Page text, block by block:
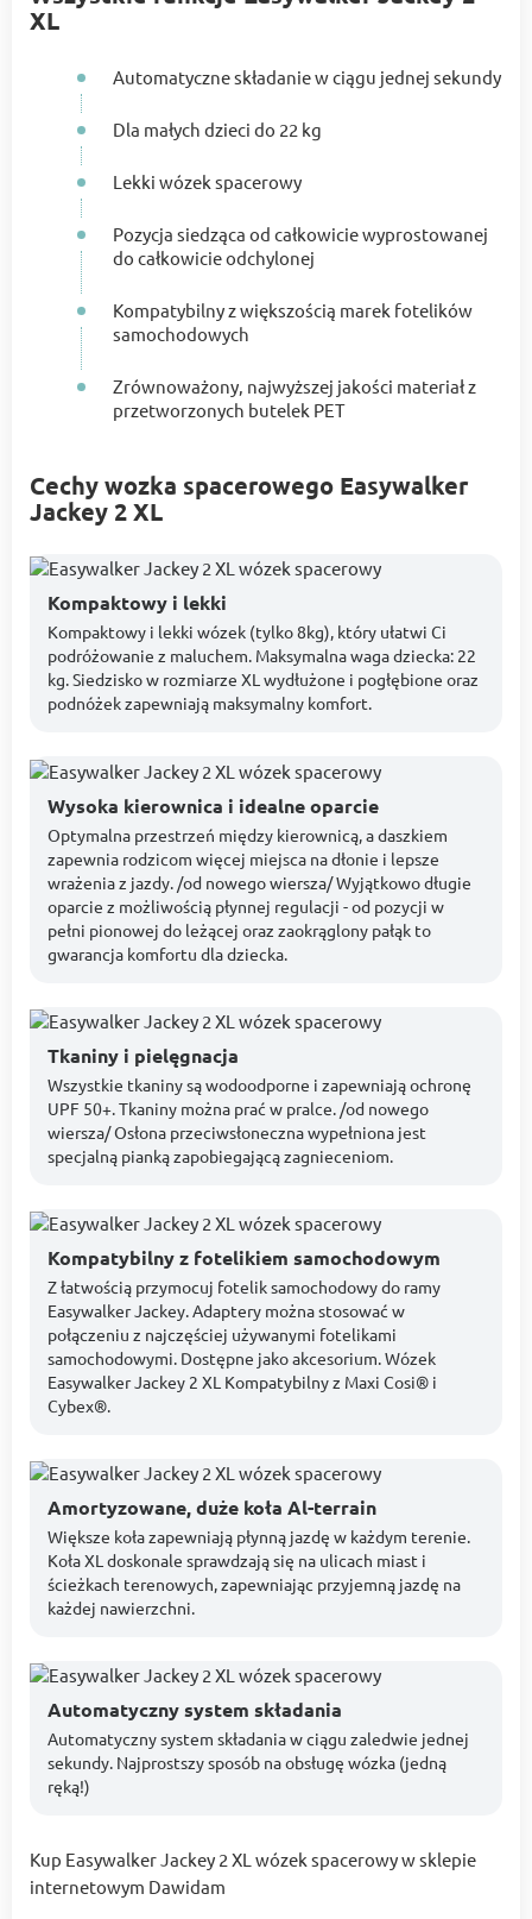
XL
Automatyczne składanie w ciągu jednej sekundy
Dla małych dzieci do 22 kg
Lekki wózek spacerowy
Pozycja siedząca od całkowicie wyprostowanej
do całkowicie odchylonej
Kompatybilny z większością marek fotelików
samochodowych
Zrównoważony, najwyższej jakości materiał z
przetworzonych butelek PET
Cechy wozka spacerowego Easywalker
Jackey 2 XL
Kompaktowy i lekki
Kompaktowy i lekki wózek (tylko 8kg), który ułatwi Ci
podróżowanie z maluchem. Maksymalna waga dziecka: 22
kg. Siedzisko w rozmiarze XL wydłużone i pogłębione oraz
podnóżek zapewniają maksymalny komfort.
Wysoka kierownica i idealne oparcie
Optymalna przestrzeń między kierownicą, a daszkiem
zapewnia rodzicom więcej miejsca na dłonie i lepsze
wrażenia z jazdy. /od nowego wiersza/ Wyjątkowo długie
oparcie z możliwością płynnej regulacji - od pozycji w
pełni pionowej do leżącej oraz zaokrąglony pałąk to
gwarancja komfortu dla dziecka.
Tkaniny i pielęgnacja
Wszystkie tkaniny są wodoodporne i zapewniają ochronę
UPF 50+. Tkaniny można prać w pralce. /od nowego
wiersza/ Osłona przeciwsłoneczna wypełniona jest
specjalną pianką zapobiegającą zagnieceniom.
Kompatybilny z fotelikiem samochodowym
Z łatwością przymocuj fotelik samochodowy do ramy
Easywalker Jackey. Adaptery można stosować w
połączeniu z najczęściej używanymi fotelikami
samochodowymi. Dostępne jako akcesorium. Wózek
Easywalker Jackey 2 XL Kompatybilny z Maxi Cosi® i
Cybex®.
Amortyzowane, duże koła Al-terrain
Większe koła zapewniają płynną jazdę w każdym terenie.
Koła XL doskonale sprawdzają się na ulicach miast i
ścieżkach terenowych, zapewniając przyjemną jazdę na
każdej nawierzchni.
Automatyczny system składania
Automatyczny system składania w ciągu zaledwie jednej
sekundy. Najprostszy sposób na obsługę wózka (jedną
ręką!)
Kup Easywalker Jackey 2 XL wózek spacerowy w sklepie
internetowym Dawidam